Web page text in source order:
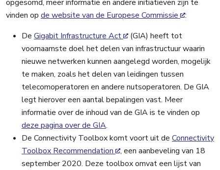
opgesomd, meer informatie en andere initiatieven zijn te
vinden op de website van de Europese Commissie
:
De Gigabit Infrastructure Act
(GIA) heeft tot
voornaamste doel het delen van infrastructuur waarin
nieuwe netwerken kunnen aangelegd worden, mogelijk
te maken, zoals het delen van leidingen tussen
telecomoperatoren en andere nutsoperatoren. De GIA
legt hierover een aantal bepalingen vast. Meer
informatie over de inhoud van de GIA is te vinden op
deze pagina over de GIA.
De Connectivity Toolbox komt voort uit de Connectivity
Toolbox Recommendation
, een aanbeveling van 18
september 2020. Deze toolbox omvat een lijst van